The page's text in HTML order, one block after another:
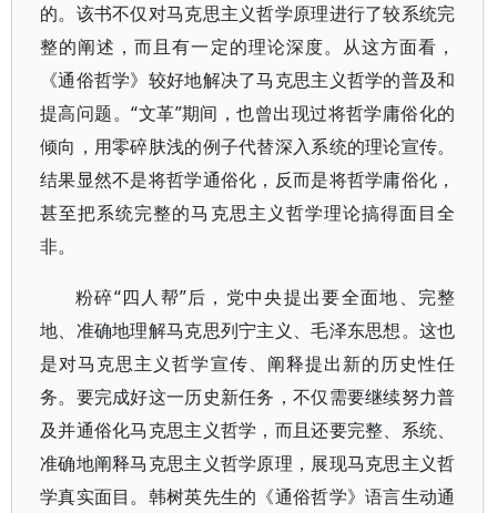
的。该书不仅对马克思主义哲学原理进行了较系统完
整的阐述，而且有一定的理论深度。从这方面看，
《通俗哲学》较好地解决了马克思主义哲学的普及和
提高问题。“文革”期间，也曾出现过将哲学庸俗化的
倾向，用零碎肤浅的例子代替深入系统的理论宣传。
结果显然不是将哲学通俗化，反而是将哲学庸俗化，
甚至把系统完整的马克思主义哲学理论搞得面目全
非。
粉碎“四人帮”后，党中央提出要全面地、完整
地、准确地理解马克思列宁主义、毛泽东思想。这也
是对马克思主义哲学宣传、阐释提出新的历史性任
务。要完成好这一历史新任务，不仅需要继续努力普
及并通俗化马克思主义哲学，而且还要完整、系统、
准确地阐释马克思主义哲学原理，展现马克思主义哲
学真实面目。韩树英先生的《通俗哲学》语言生动通